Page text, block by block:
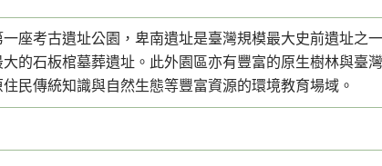
座考古遺址公園，卑南遺址是臺灣規模最大史前遺址之
的石板棺墓葬遺址。此外園區亦有豐富的原生樹林與臺
民傳統知識與自然生態等豐富資源的環境教育場域。